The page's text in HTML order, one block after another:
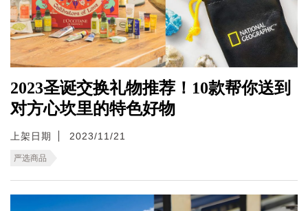
2023圣诞交换礼物推荐！10款帮你送到
对方心坎里的特色好物
上架日期 2023/11/21
严选商品